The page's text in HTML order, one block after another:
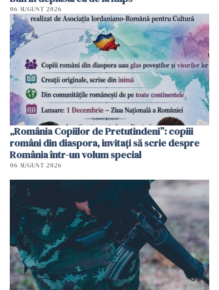
06 AUGUST 2026
„România Copiilor de Pretutindeni”: copiii
români din diaspora, invitați să scrie despre
România într-un volum special
06 AUGUST 2026